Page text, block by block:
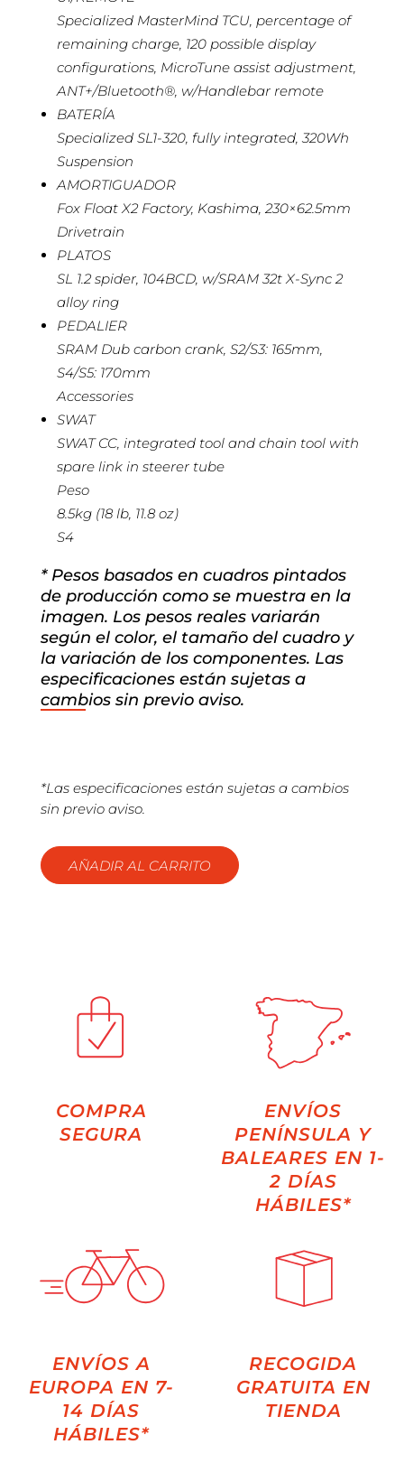
Specialized MasterMind TCU, percentage of
remaining charge, 120 possible display
configurations, MicroTune assist adjustment,
ANT+/Bluetooth®, w/Handlebar remote
BATERÍA
Specialized SL1-320, fully integrated, 320Wh
Suspension
AMORTIGUADOR
Fox Float X2 Factory, Kashima, 230×62.5mm
Drivetrain
PLATOS
SL 1.2 spider, 104BCD, w/SRAM 32t X-Sync 2
alloy ring
PEDALIER
SRAM Dub carbon crank, S2/S3: 165mm,
S4/S5: 170mm
Accessories
SWAT
SWAT CC, integrated tool and chain tool with
spare link in steerer tube
Peso
8.5kg (18 lb, 11.8 oz)
S4
* Pesos basados en cuadros pintados
de producción como se muestra en la
imagen. Los pesos reales variarán
según el color, el tamaño del cuadro y
la variación de los componentes. Las
especificaciones están sujetas a
cambios sin previo aviso.
*Las especificaciones están sujetas a cambios
sin previo aviso.
AÑADIR AL CARRITO
COMPRA
SEGURA
ENVÍOS
PENÍNSULA Y
BALEARES EN 1-
2 DÍAS
HÁBILES*
ENVÍOS A
EUROPA EN 7-
14 DÍAS
HÁBILES*
RECOGIDA
GRATUITA EN
TIENDA